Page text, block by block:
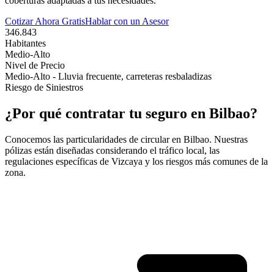
Cotizar Ahora GratisHablar con un Asesor
346.843
Habitantes
Medio-Alto
Nivel de Precio
Medio-Alto - Lluvia frecuente, carreteras resbaladizas
Riesgo de Siniestros
¿Por qué contratar tu seguro en Bilbao?
Conocemos las particularidades de circular en Bilbao. Nuestras
pólizas están diseñadas considerando el tráfico local, las
regulaciones específicas de Vizcaya y los riesgos más comunes de la
zona.